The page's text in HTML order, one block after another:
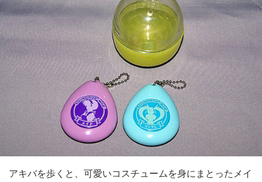
アキバを歩くと、可愛いコスチュームを身にまとったメイ